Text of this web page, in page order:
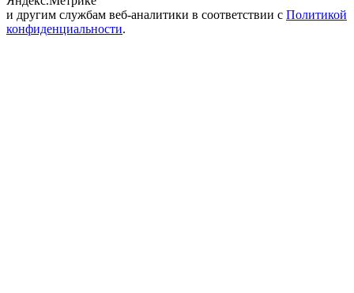
и другим службам веб-аналитики в соответствии с Политикой
конфиденциальности.